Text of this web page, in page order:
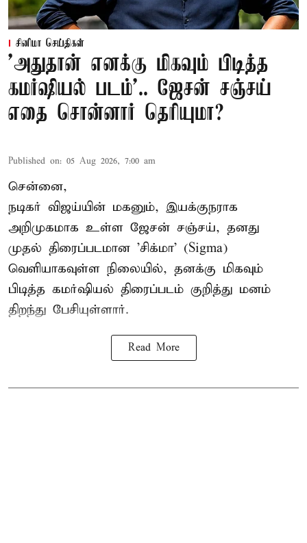
சினிமா செய்திகள்
'அதுதான் எனக்கு மிகவும் பிடித்த
கமர்ஷியல் படம்'.. ஜேசன் சஞ்சய்
எதை சொன்னார் தெரியுமா?
Published on: 05 Aug 2026, 7:00 am
சென்னை,
நடிகர் விஜய்யின் மகனும், இயக்குநராக
அறிமுகமாக உள்ள ஜேசன் சஞ்சய், தனது
முதல் திரைப்படமான 'சிக்மா' (Sigma)
வெளியாகவுள்ள நிலையில், தனக்கு மிகவும்
பிடித்த கமர்ஷியல் திரைப்படம் குறித்து மனம்
திறந்து பேசியுள்ளார்.
Read More